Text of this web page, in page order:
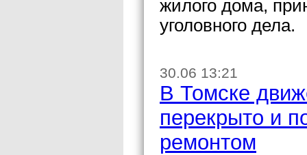
жилого дома,
уголовного дела.
30.06 13:21
В Томске
перекрыто и
ремонтом